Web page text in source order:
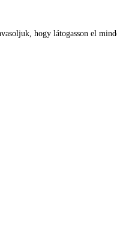
hogy látogasson el